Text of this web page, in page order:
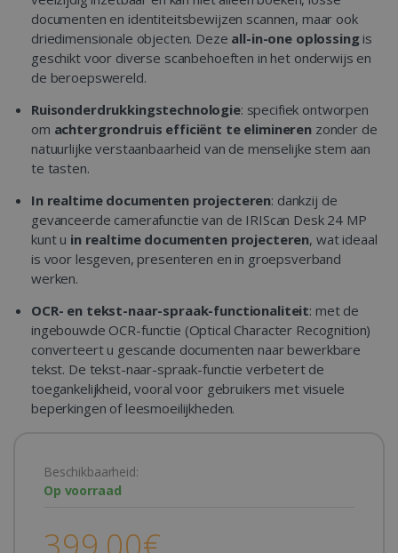
documenten en identiteitsbewijzen scannen, maar ook
driedimensionale objecten. Deze all-in-one oplossingis
geschikt voor diverse scanbehoeften in het onderwijs en
de beroepswereld.
Ruisonderdrukkingstechnologie: specifiek ontworpen
om achtergrondruis efficiënt te eliminerenzonder de
natuurlijke verstaanbaarheid van de menselijke stem aan
te tasten.
In realtime documenten projecteren: dankzij de
gevanceerde camerafunctie van de IRIScan Desk 24 MP
kunt u in realtime documenten projecteren, wat ideaal
is voor lesgeven, presenteren en in groepsverband
werken.
OCR- en tekst-naar-spraak-functionaliteit: met de
ingebouwde OCR-functie (Optical Character Recognition)
converteert u gescande documenten naar bewerkbare
tekst. De tekst-naar-spraak-functie verbetert de
toegankelijkheid, vooral voor gebruikers met visuele
beperkingen of leesmoeilijkheden.
Beschikbaarheid:
Op voorraad